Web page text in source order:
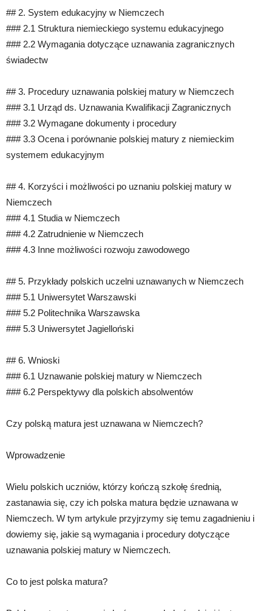
## 2. System edukacyjny w Niemczech
### 2.1 Struktura niemieckiego systemu edukacyjnego
### 2.2 Wymagania dotyczące uznawania zagranicznych
świadectw
## 3. Procedury uznawania polskiej matury w Niemczech
### 3.1 Urząd ds. Uznawania Kwalifikacji Zagranicznych
### 3.2 Wymagane dokumenty i procedury
### 3.3 Ocena i porównanie polskiej matury z niemieckim
systemem edukacyjnym
## 4. Korzyści i możliwości po uznaniu polskiej matury w
Niemczech
### 4.1 Studia w Niemczech
### 4.2 Zatrudnienie w Niemczech
### 4.3 Inne możliwości rozwoju zawodowego
## 5. Przykłady polskich uczelni uznawanych w Niemczech
### 5.1 Uniwersytet Warszawski
### 5.2 Politechnika Warszawska
### 5.3 Uniwersytet Jagielloński
## 6. Wnioski
### 6.1 Uznawanie polskiej matury w Niemczech
### 6.2 Perspektywy dla polskich absolwentów
Czy polską matura jest uznawana w Niemczech?
Wprowadzenie
Wielu polskich uczniów, którzy kończą szkołę średnią,
zastanawia się, czy ich polska matura będzie uznawana w
Niemczech. W tym artykule przyjrzymy się temu zagadnieniu i
dowiemy się, jakie są wymagania i procedury dotyczące
uznawania polskiej matury w Niemczech.
Co to jest polska matura?